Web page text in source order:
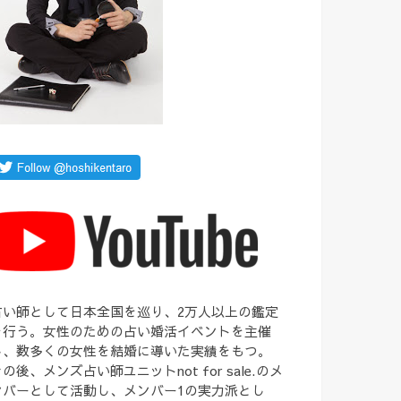
師として日本全国を巡り、2万人以上の鑑定
う。女性のための占い婚活イベントを主催
数多くの女性を結婚に導いた実績をもつ。
後、メンズ占い師ユニットnot for sale.のメ
ーとして活動し、メンバー1の実力派とし